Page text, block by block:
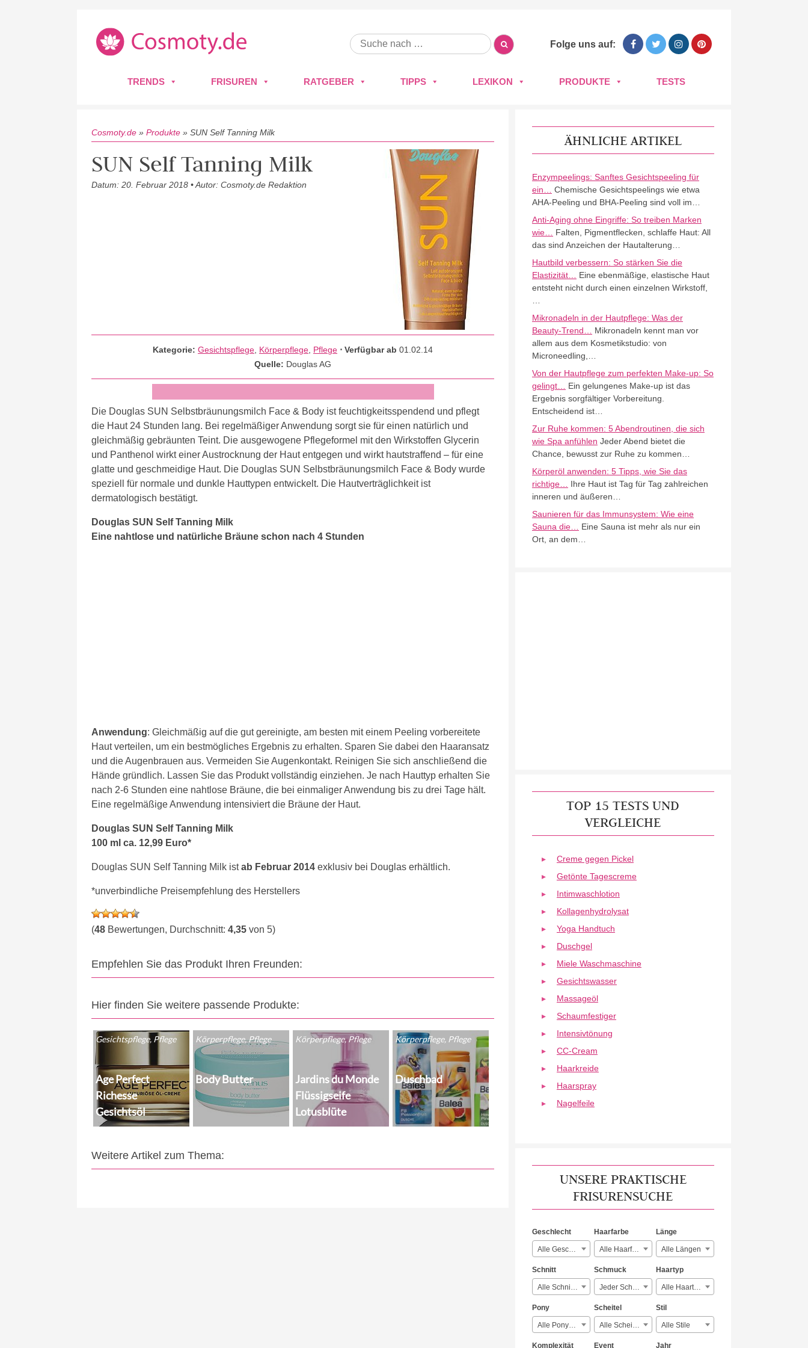
Folge uns auf:
TRENDS FRISUREN RATGEBER TIPPS LEXIKON PRODUKTE TESTS
Cosmoty.de » Produkte » SUN Self Tanning Milk
SUN Self Tanning Milk
Datum: 20. Februar 2018 • Autor: Cosmoty.de Redaktion
Kategorie:Gesichtspflege Körperpflege Pflege ⋅ Verfügbar ab01.02.14
Quelle: Douglas AG
Die Douglas SUN Selbstbräunungsmilch Face & Body ist feuchtigkeitsspendend und pflegt
die Haut 24 Stunden lang. Bei regelmäßiger Anwendung sorgt sie für einen natürlich und
gleichmäßig gebräunten Teint. Die ausgewogene Pflegeformel mit den Wirkstoffen Glycerin
und Panthenol wirkt einer Austrocknung der Haut entgegen und wirkt hautstraffend – für eine
glatte und geschmeidige Haut. Die Douglas SUN Selbstbräunungsmilch Face & Body wurde
speziell für normale und dunkle Hauttypen entwickelt. Die Hautverträglichkeit ist
dermatologisch bestätigt.
Douglas SUN Self Tanning Milk
Eine nahtlose und natürliche Bräune schon nach 4 Stunden
Anwendung: Gleichmäßig auf die gut gereinigte, am besten mit einem Peeling vorbereitete
Haut verteilen, um ein bestmögliches Ergebnis zu erhalten. Sparen Sie dabei den Haaransatz
und die Augenbrauen aus. Vermeiden Sie Augenkontakt. Reinigen Sie sich anschließend die
Hände gründlich. Lassen Sie das Produkt vollständig einziehen. Je nach Hauttyp erhalten Sie
nach 2-6 Stunden eine nahtlose Bräune, die bei einmaliger Anwendung bis zu drei Tage hält.
Eine regelmäßige Anwendung intensiviert die Bräune der Haut.
Douglas SUN Self Tanning Milk
100 ml ca. 12,99 Euro*
Douglas SUN Self Tanning Milk istab Februar 2014 exklusiv bei Douglas erhältlich.
*unverbindliche Preisempfehlung des Herstellers
(48 Bewertungen, Durchschnitt: 4,35 von 5)
Empfehlen Sie das Produkt Ihren Freunden:
Hier finden Sie weitere passende Produkte:
Gesichtspflege, Pflege
Age Perfect
Richesse
Gesichtsöl
Körperpflege, Pflege
Body Butter
Körperpflege, Pflege
Jardins du Monde
Flüssigseife
Lotusblüte
Körperpflege, Pflege
Duschbad
Weitere Artikel zum Thema:
ÄHNLICHE ARTIKEL
Enzympeelings: Sanftes Gesichtspeeling für
ein…
Chemische Gesichtspeelings wie etwa
AHA-Peeling und BHA-Peeling sind voll im…
Anti-Aging ohne Eingriffe: So treiben Marken
wie…
Falten, Pigmentflecken, schlaffe Haut: All
das sind Anzeichen der Hautalterung…
Hautbild verbessern: So stärken Sie die
Elastizität…
Eine ebenmäßige, elastische Haut
entsteht nicht durch einen einzelnen Wirkstoff,
Mikronadeln in der Hautpflege: Was der
Beauty-Trend…
Mikronadeln kennt man vor
allem aus dem Kosmetikstudio: von
Microneedling,…
Von der Hautpflege zum perfekten Make-up: So
gelingt…
Ein gelungenes Make-up ist das
Ergebnis sorgfältiger Vorbereitung.
Entscheidend ist…
Zur Ruhe kommen: 5 Abendroutinen, die sich
wie Spa anfühlen Jeder Abend bietet die
Chance, bewusst zur Ruhe zu kommen…
Körperöl anwenden: 5 Tipps, wie Sie das
richtige…
Ihre Haut ist Tag für Tag zahlreichen
inneren und äußeren…
Saunieren für das Immunsystem: Wie eine
Sauna die…
Eine Sauna ist mehr als nur ein
Ort, an dem…
TOP 15 TESTS UND
VERGLEICHE
Creme gegen Pickel
Getönte Tagescreme
Intimwaschlotion
Kollagenhydrolysat
Yoga Handtuch
Duschgel
Miele Waschmaschine
Gesichtswasser
Massageöl
Schaumfestiger
Intensivtönung
CC-Cream
Haarkreide
Haarspray
Nagelfeile
UNSERE PRAKTISCHE
FRISURENSUCHE
Geschlecht
Alle Geschlechter
Haarfarbe
Alle Haarfarben
Länge
Alle Längen
Schnitt
Alle Schnitte
Schmuck
Jeder Schmuck
Haartyp
Alle Haartypen
Pony
Alle Ponyarten
Scheitel
Alle Scheitelarten
Stil
Alle Stile
Komplexität Event Jahr